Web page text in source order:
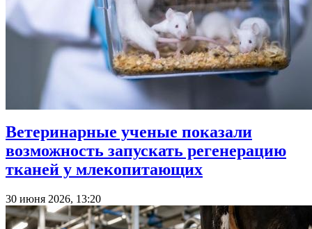
Ветеринарные ученые показали
возможность запускать регенерацию
тканей у млекопитающих
30 июня 2026, 13:20